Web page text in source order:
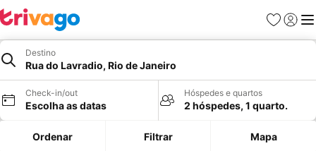
Favoritos
Iniciar
Destino
Rua do Lavradio, Rio de Janeiro
Check-in/out
Escolha as datas
Hóspedes e quartos
2 hóspedes, 1 quarto.
Ordenar Filtrar Mapa